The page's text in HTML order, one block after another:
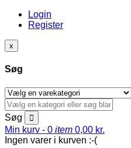
Login
Register
x
Søg
Søg
Min kurv - 0 item 0,00 kr.
Ingen varer i kurven :-(